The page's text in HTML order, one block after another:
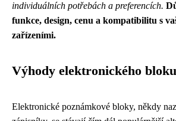
individuálních potřebách a preferencích.
funkce, design, cenu a kompatibilitu s
zařízeními.
Výhody elektronického bloku
Elektronické poznámkové bloky, někdy